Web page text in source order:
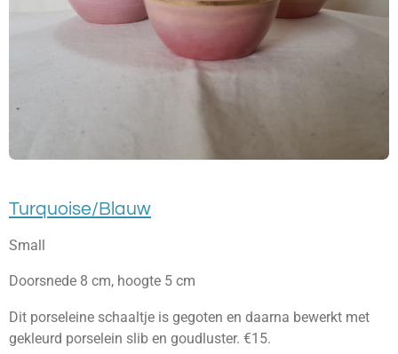
Turquoise/Blauw
Small
Doorsnede 8 cm, hoogte 5 cm
Dit porseleine schaaltje is gegoten en daarna bewerkt met
gekleurd porselein slib en goudluster. €15.